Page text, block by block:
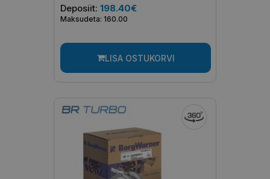
Deposiit: 198.40€
Maksudeta: 160.00
LISA OSTUKORVI